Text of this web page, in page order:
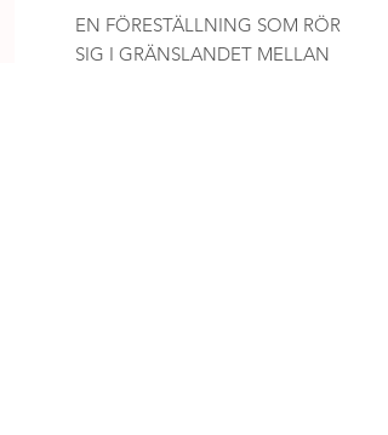
EN FÖRESTÄLLNING SOM RÖR
SIG I GRÄNSLANDET MELLAN